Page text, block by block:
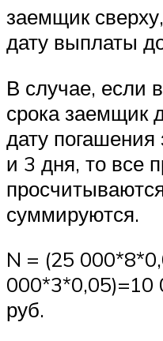
заемщик
дату выплаты
В случае, если
срока заемщик
дату
и 3 дня, то все
суммируются.
N = (25
000*3*0,05)=10
руб.